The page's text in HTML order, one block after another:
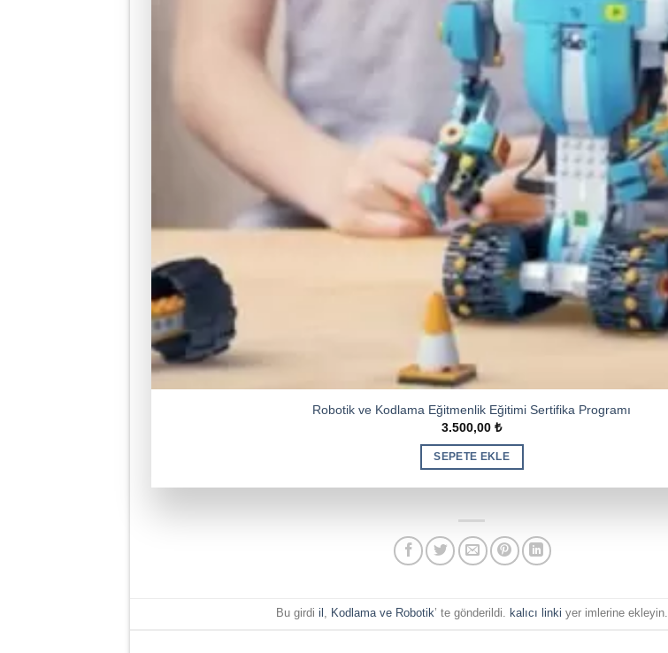
Robotik ve Kodlama Eğitmenlik Eğitimi Sertifika Programı
3.500,00₺
SEPETE EKLE
Bu girdi il , Kodlama ve Robotik’ te gönderildi. kalıcı linki yer imlerine ekleyin.